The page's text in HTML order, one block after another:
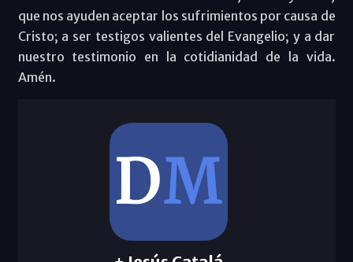
que nos ayuden aceptar los sufrimientos por causa de
Cristo; a ser testigos valientes del Evangelio; y a dar
nuestro testimonio en la cotidianidad de la vida.
Amén.